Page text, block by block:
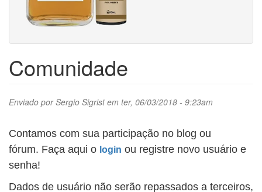
Comunidade
Enviado porSergio Sigristem ter, 06/03/2018 - 9:23am
Contamos com sua participação no blog ou
fórum. Faça aqui o login ou registre novo usuário e
senha!
Dados de usuário não serão repassados a terceiros,